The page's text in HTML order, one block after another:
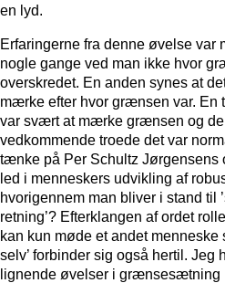
en lyd.
Erfaringerne fra denne øvelse var
nogle gange ved man ikke hvor
overskredet. En anden synes at
mærke efter hvor grænsen var. En
var svært at mærke grænsen og
vedkommende troede det var
tænke på Per Schultz Jørgensens
led i menneskers udvikling af
hvorigennem man bliver i stand til
retning’? Efterklangen af ordet
kan kun møde et andet
selv’ forbinder sig også hertil. Jeg
lignende øvelser i grænsesætning